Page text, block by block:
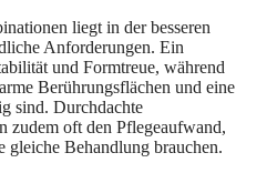
liegt in der besseren
Anforderungen. Ein
und Formtreue, während
Berührungsflächen und eine
sind. Durchdachte
zudem oft den Pflegeaufwand,
gleiche Behandlung brauchen.